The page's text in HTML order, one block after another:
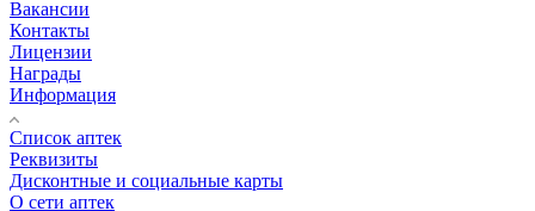
Вакансии
Контакты
Лицензии
Награды
Информация
Список аптек
Реквизиты
Дисконтные и социальные карты
О сети аптек